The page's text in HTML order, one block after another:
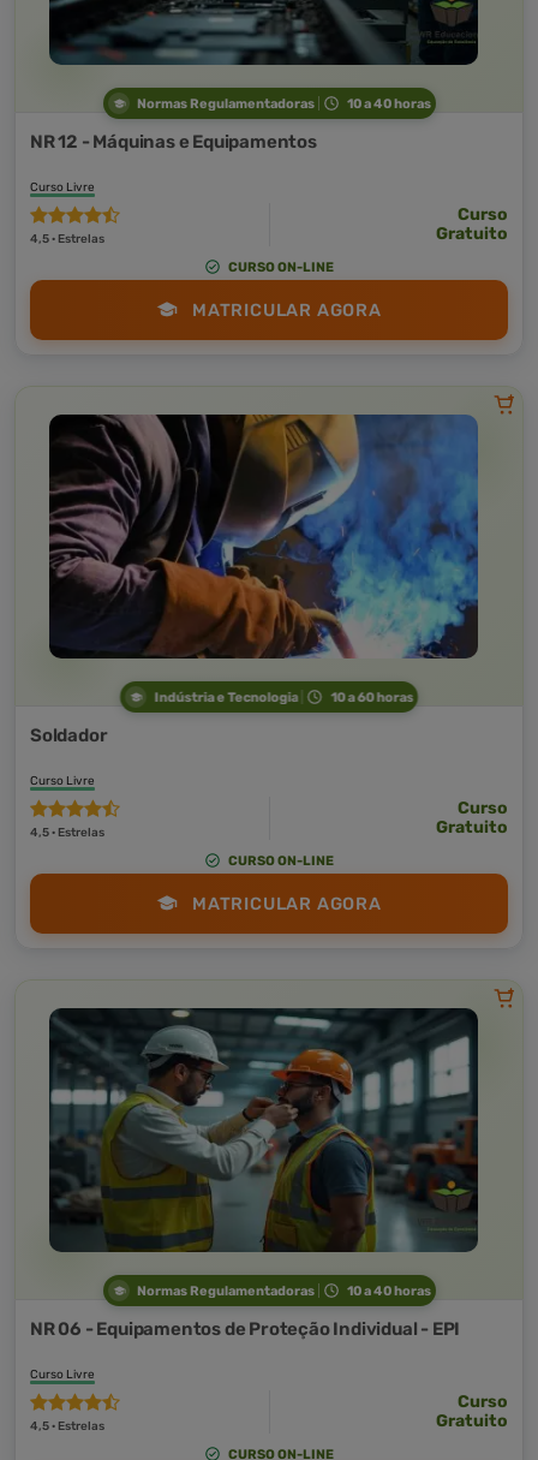
Normas Regulamentadoras 10 a 40 horas
NR 12 - Máquinas e Equipamentos
Curso Livre
4,5 · Estrelas
Curso
Gratuito
CURSO ON-LINE
MATRICULAR AGORA
Indústria e Tecnologia 10 a 60 horas
Soldador
Curso Livre
4,5 · Estrelas
Curso
Gratuito
CURSO ON-LINE
MATRICULAR AGORA
Normas Regulamentadoras 10 a 40 horas
NR 06 - Equipamentos de Proteção Individual - EPI
Curso Livre
4,5 · Estrelas
Curso
Gratuito
CURSO ON-LINE